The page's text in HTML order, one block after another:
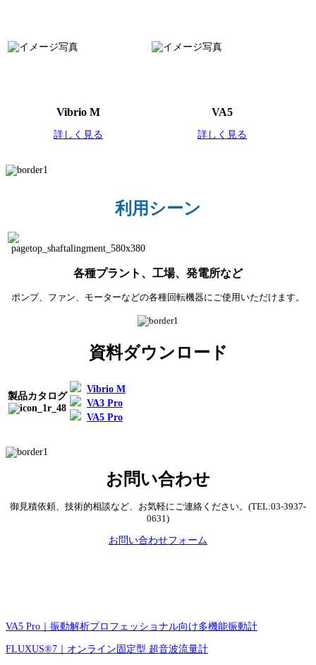
Vibrio M
詳しく見る
VA5
詳しく見る
利用シーン
各種プラント、工場、発電所など
ポンプ、ファン、モーターなどの各種回転機器にご使用いただけます。
資料ダウンロード
製品カタログ
Vibrio M
VA3 Pro
VA5 Pro
お問い合わせ
御見積依頼、技術的相談など、お気軽にご連絡ください。(TEL:03-3937-
0631)
お問い合わせフォーム
VA5 Pro｜振動解析プロフェッショナル向け多機能振動計
FLUXUS®7｜オンライン固定型 超音波流量計​